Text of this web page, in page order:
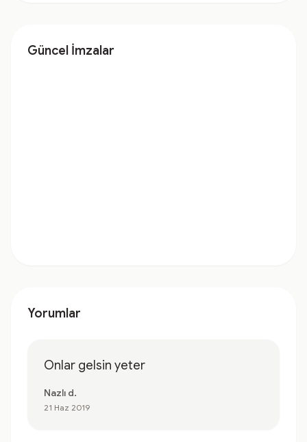
Güncel İmzalar
Yorumlar
Onlar gelsin yeter
Nazlı d.
21 Haz 2019